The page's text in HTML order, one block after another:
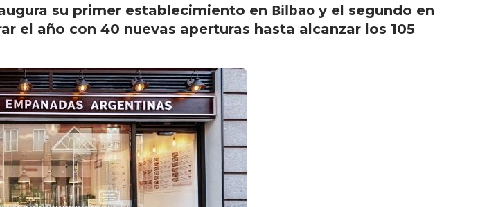
su primer establecimiento en Bilbao y el segundo en
el año con 40 nuevas aperturas hasta alcanzar los 105